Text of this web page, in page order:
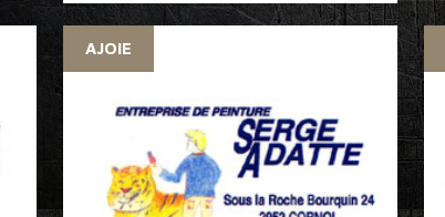
AJOIE